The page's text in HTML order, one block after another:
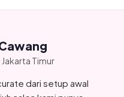
Jakarta Timur
dari setup awal